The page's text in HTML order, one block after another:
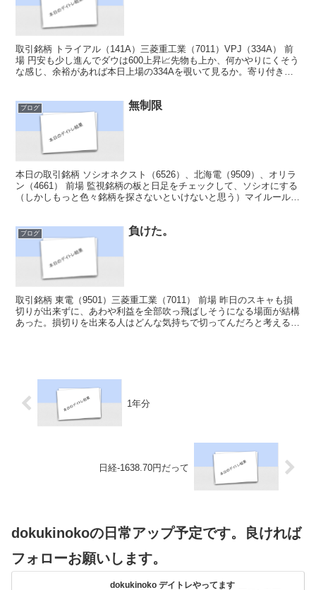
取引銘柄 トライアル（141A）三菱重工業（7011）VPJ（334A） 前
場 円安も少し進んでダウは600上昇📈先物も上か、何かやりにくそう
な感じ、余裕があれば本日上場の334Aを覗いて見るか。寄り付き後
ブログ 無制限
本日の取引銘柄 ソシオネクスト（6526）、北海電（9509）、オリラ
ン（4661） 前場 監視銘柄の板と日足をチェックして、ソシオにする
（しかしもっと色々銘柄を探さないといけないと思う）マイルールの
ブログ 負けた。
取引銘柄 東電（9501）三菱重工業（7011） 前場 昨日のスキャも損
切りが出来ずに、あわや利益を全部吹っ飛ばしそうになる場面が結構
あった。損切りを出来る人はどんな気持ちで切ってんだろと考える🤔
1年分
日経-1638.70円だって
dokukinokoの日常アップ予定です。良ければ
フォローお願いします。
dokukinoko デイトレやってます